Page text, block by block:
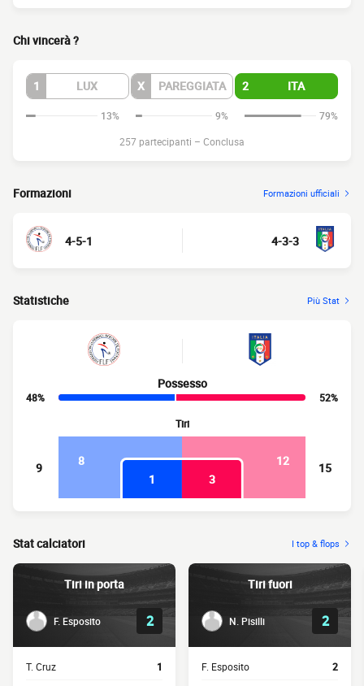
Chi vincerà ?
1 LUX X PAREGGIATA 2 ITA
13% 9%
79%
257 partecipanti – Conclusa
Formazioni Formazioni ufficiali
4-5-1 4-3-3
Statistiche Più Stat
Possesso
48%
52%
Tiri
9 8
12
1
3
15
Stat calciatori I top & flops
Tiri in porta
F. Esposito 2
T. Cruz 1
Tiri fuori
N. Pisilli 2
F. Esposito 2